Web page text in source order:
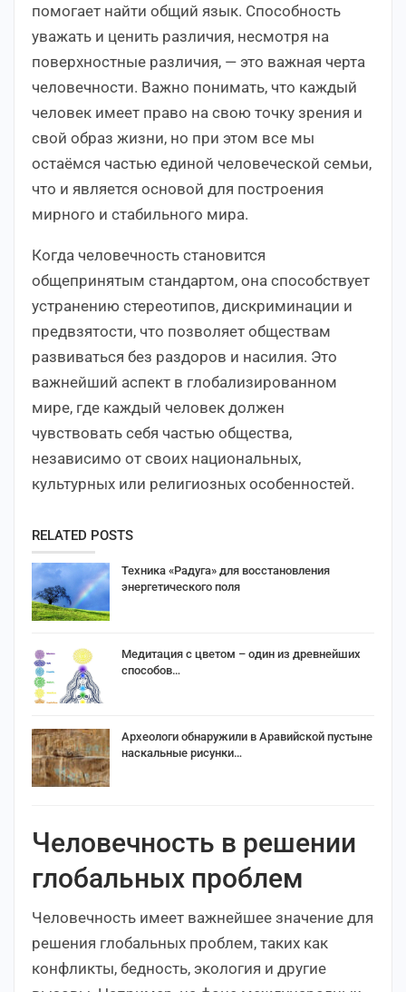
помогает найти общий язык. Способность
уважать и ценить различия, несмотря на
поверхностные различия, — это важная черта
человечности. Важно понимать, что каждый
человек имеет право на свою точку зрения и
свой образ жизни, но при этом все мы
остаёмся частью единой человеческой семьи,
что и является основой для построения
мирного и стабильного мира.
Когда человечность становится
общепринятым стандартом, она способствует
устранению стереотипов, дискриминации и
предвзятости, что позволяет обществам
развиваться без раздоров и насилия. Это
важнейший аспект в глобализированном
мире, где каждый человек должен
чувствовать себя частью общества,
независимо от своих национальных,
культурных или религиозных особенностей.
RELATED POSTS
Техника «Радуга» для восстановления
энергетического поля
Медитация с цветом – один из древнейших
способов…
Археологи обнаружили в Аравийской пустыне
наскальные рисунки…
Человечность в решении
глобальных проблем
Человечность имеет важнейшее значение для
решения глобальных проблем, таких как
конфликты, бедность, экология и другие